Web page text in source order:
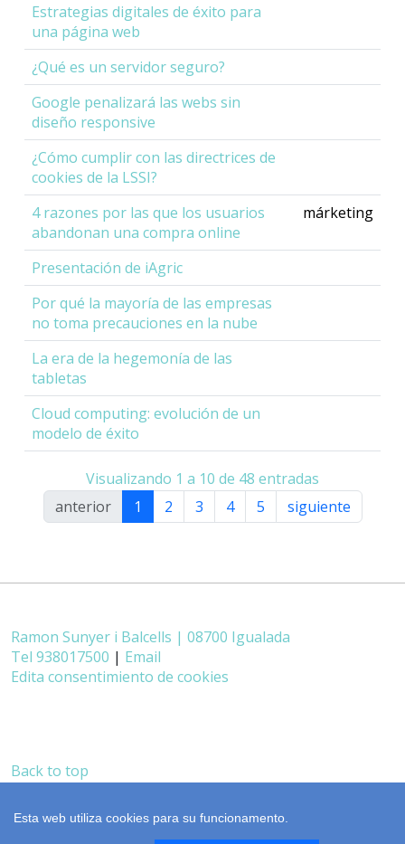
Esta web utiliza cookies para su funcionamento.
Estrategias digitales de éxito para
una página web
¿Qué es un servidor seguro?
Google penalizará las webs sin
diseño responsive
¿Cómo cumplir con las directrices de
cookies de la LSSI?
4 razones por las que los usuarios
abandonan una compra online
márketing
Presentación de iAgric
Por qué la mayoría de las empresas
no toma precauciones en la nube
La era de la hegemonía de las
tabletas
Cloud computing: evolución de un
modelo de éxito
Visualizando 1 a 10 de 48 entradas
anterior
1 2 3 4 5 siguiente
Ramon Sunyer i Balcells | 08700 Igualada
Tel 938017500 | Email
Edita consentimiento de cookies
Back to top
realizacióncdnet